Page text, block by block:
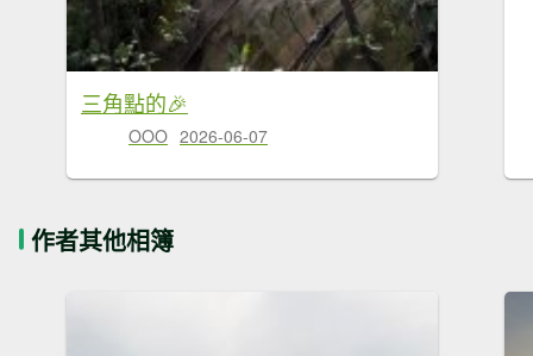
三角點的🎉
OOO 2026-06-07
作者其他相簿